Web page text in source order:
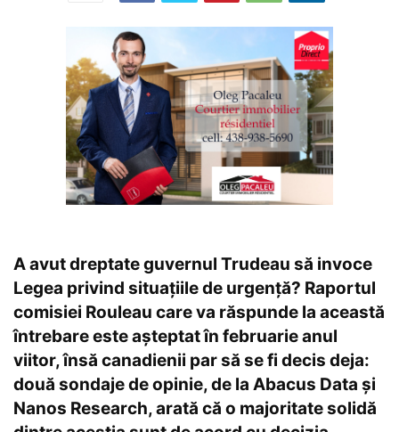
A avut dreptate guvernul Trudeau să invoce
Legea privind situațiile de urgență? Raportul
comisiei Rouleau care va răspunde la această
întrebare este așteptat în februarie anul
viitor, însă canadienii par să se fi decis deja:
două sondaje de opinie, de la Abacus Data și
Nanos Research, arată că o majoritate solidă